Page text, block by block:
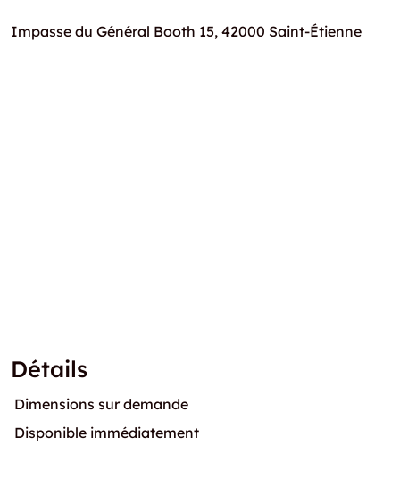
Impasse du Général Booth 15, 42000 Saint-Étienne
Détails
Dimensions sur demande
Disponible immédiatement